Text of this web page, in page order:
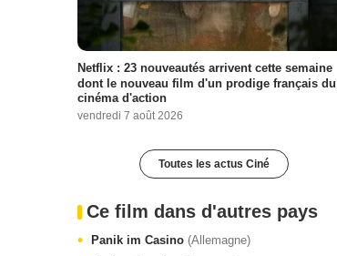
Netflix : 23 nouveautés arrivent cette semaine
dont le nouveau film d'un prodige français du
cinéma d'action
vendredi 7 août 2026
Toutes les actus Ciné
Ce film dans d'autres pays
Panik im Casino (Allemagne)